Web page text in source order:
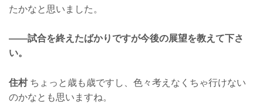
たかなと思いました。
——試合を終えたばかりですが今後の展望を教えて下さ
い。
住村ちょっと歳も歳ですし、色々考えなくちゃ行けない
のかなとも思いますね。